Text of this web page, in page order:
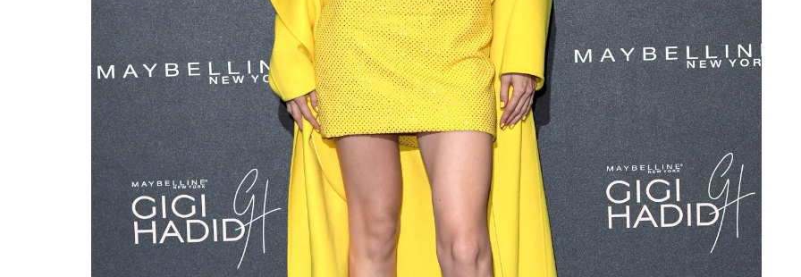
«Bonitas», el nuevo
sencillo de Hendrix y
Totó la Momposina: el
adiós a la gran
cantadora que llevó las
raíces colombianas al
mundo a través de su
música
El fin de una
persecución de ocho
años: Shakira vence a
la Hacienda española y